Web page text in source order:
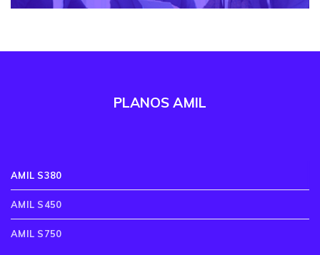
PLANOS AMIL
AMIL S380
AMIL S450
AMIL S750